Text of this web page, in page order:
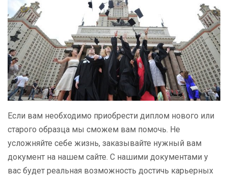
Если вам необходимо приобрести диплом нового или
старого образца мы сможем вам помочь. Не
усложняйте себе жизнь, заказывайте нужный вам
документ на нашем сайте. С нашими документами у
вас будет реальная возможность достичь карьерных